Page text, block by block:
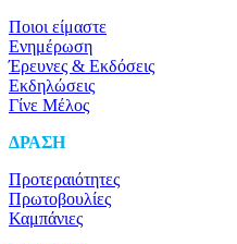
Ποιοι είμαστε
Ενημέρωση
Έρευνες & Εκδόσεις
Εκδηλώσεις
Γίνε Μέλος
ΔΡΑΣΗ
Προτεραιότητες
Πρωτοβουλίες
Καμπάνιες